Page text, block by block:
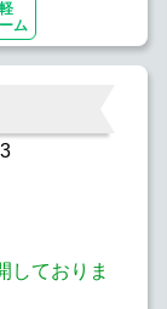
ム
しておりま